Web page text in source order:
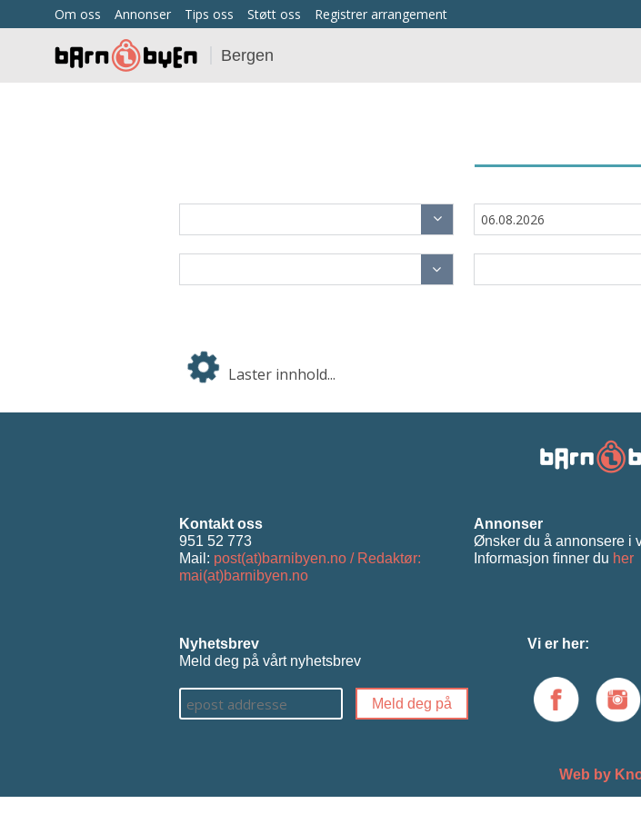
Om oss Annonser Tips oss Støtt oss Registrer arrangement
Bergen
Laster innhold...
Kontakt oss
951 52 773
Mail: post(at)barnibyen.no / Redaktør:
mai(at)barnibyen.no
Annonser
Ønsker du å annonsere i
Informasjon ﬁnner du her
Nyhetsbrev
Meld deg på vårt nyhetsbrev
Vi er her:
Web by